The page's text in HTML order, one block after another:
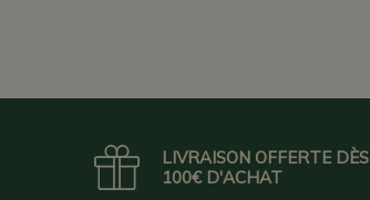
LIVRAISON OFFERTE DÈS
100€ D'ACHAT